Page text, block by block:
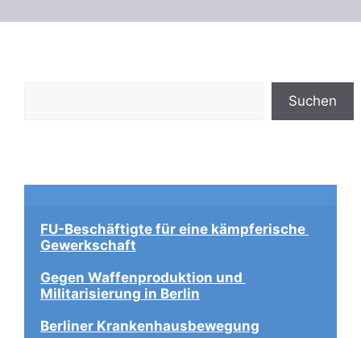
Suchen
FU-Beschäftigte für eine kämpferische
Gewerkschaft
Gegen Waffenproduktion und
Militarisierung in Berlin
Berliner Krankenhausbewegung